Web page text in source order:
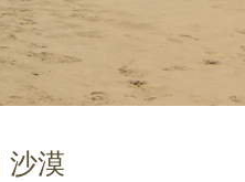
沙漠